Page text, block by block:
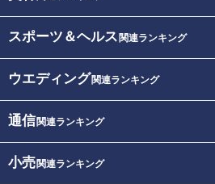
スポーツ＆ヘルス 関連ランキング
ウエディング関連ランキング
通信関連ランキング
小売関連ランキング